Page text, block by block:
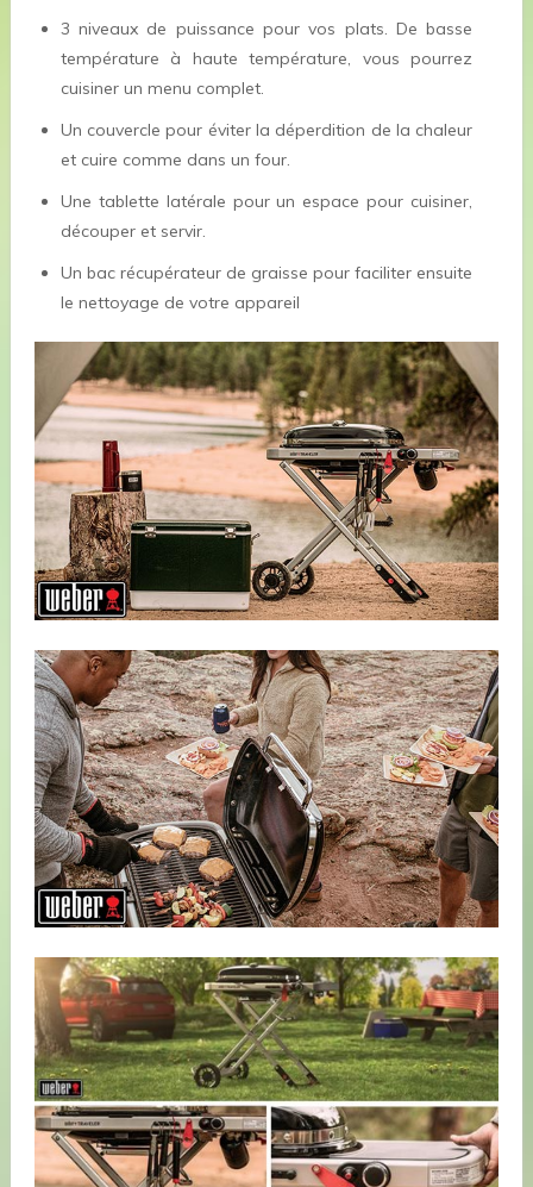
3 niveaux de puissance pour vos plats. De basse
température à haute température, vous pourrez
cuisiner un menu complet.
Un couvercle pour éviter la déperdition de la chaleur
et cuire comme dans un four.
Une tablette latérale pour un espace pour cuisiner,
découper et servir.
Un bac récupérateur de graisse pour faciliter ensuite
le nettoyage de votre appareil